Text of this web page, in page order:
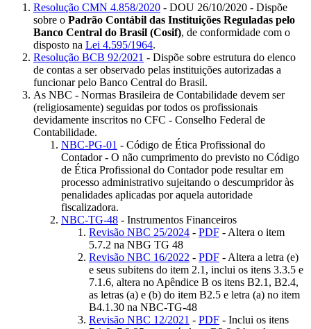
Resolução CMN 4.858/2020 - DOU 26/10/2020 - Dispõe
sobre o Padrão Contábil das Instituições Reguladas pelo
Banco Central do Brasil (Cosif), de conformidade com o
disposto na Lei 4.595/1964.
Resolução BCB 92/2021 - Dispõe sobre estrutura do elenco
de contas a ser observado pelas instituições autorizadas a
funcionar pelo Banco Central do Brasil.
As NBC - Normas Brasileira de Contabilidade devem ser
(religiosamente) seguidas por todos os profissionais
devidamente inscritos no CFC - Conselho Federal de
Contabilidade.
NBC-PG-01 - Código de Ética Profissional do
Contador - O não cumprimento do previsto no Código
de Ética Profissional do Contador pode resultar em
processo administrativo sujeitando o descumpridor às
penalidades aplicadas por aquela autoridade
fiscalizadora.
NBC-TG-48 - Instrumentos Financeiros
Revisão NBC 25/2024 - PDF - Altera o item
5.7.2 na NBG TG 48
Revisão NBC 16/2022 - PDF - Altera a letra (e)
e seus subitens do item 2.1, inclui os itens 3.3.5 e
7.1.6, altera no Apêndice B os itens B2.1, B2.4,
as letras (a) e (b) do item B2.5 e letra (a) no item
B4.1.30 na NBC-TG-48
Revisão NBC 12/2021 - PDF - Inclui os itens